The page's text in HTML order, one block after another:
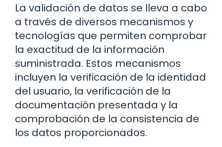
La validación de datos se lleva a cabo
a través de diversos mecanismos y
tecnologías que permiten comprobar
la exactitud de la información
suministrada. Estos mecanismos
incluyen la verificación de la identidad
del usuario, la verificación de la
documentación presentada y la
comprobación de la consistencia de
los datos proporcionados.